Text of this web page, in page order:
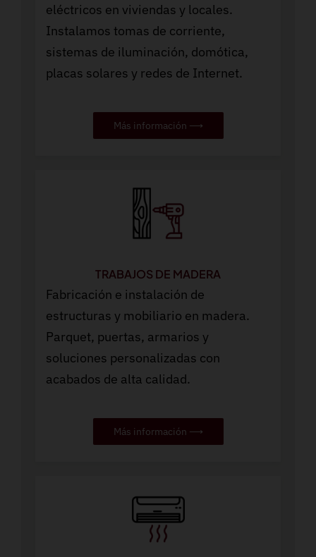
eléctricos en viviendas y locales.
Instalamos tomas de corriente,
sistemas de iluminación, domótica,
placas solares y redes de Internet.
Más información ⟶
TRABAJOS DE MADERA
Fabricación e instalación de
estructuras y mobiliario en madera.
Parquet, puertas, armarios y
soluciones personalizadas con
acabados de alta calidad.
Más información ⟶